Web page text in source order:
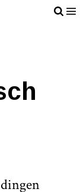
ons
Youtube voor